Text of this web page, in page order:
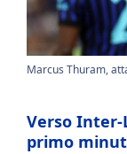
Marcus Thuram,
Verso Inter-
primo